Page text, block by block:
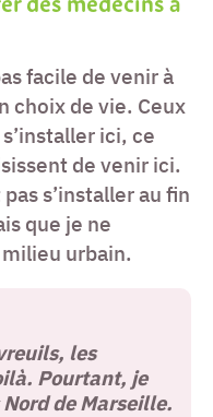
des médecins à
facile de venir à
choix de vie. Ceux
ici, ce
de venir ici.
pas s’installer au fin
que je ne
urbain.
les
Pourtant, je
de Marseille.